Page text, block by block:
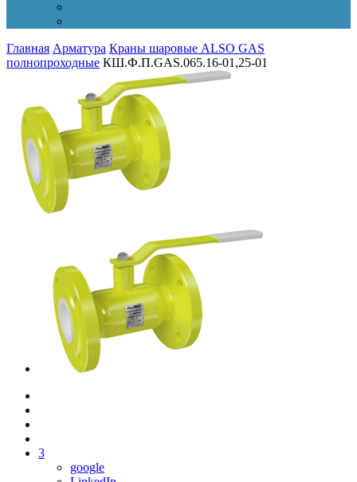
Главная Арматура Краны шаровые ALSO GAS
полнопроходные КШ.Ф.П.GAS.065.16-01,25-01
3
google